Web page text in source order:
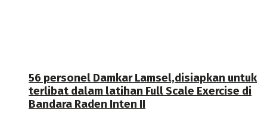
56 personel Damkar Lamsel,disiapkan untuk
terlibat dalam latihan Full Scale Exercise di
Bandara Raden Inten II